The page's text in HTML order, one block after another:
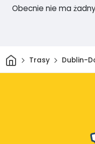
Obecnie nie ma
DomTrasy Dublin-